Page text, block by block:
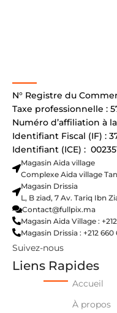
N° Registre du
Taxe professionnelle :
Numéro d’affiliation à la
Identifiant Fiscal (IF) :
Identifiant (ICE) :
Magasin Aida village
Complexe Aida village
Magasin Drissia
L, B ziad, 7 Av. Tariq Ibn
Contact@fullpix.ma
Magasin Aida Village :
Magasin Drissia : +212 660
Suivez-nous
Liens Rapides
Accueil
À propos